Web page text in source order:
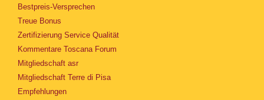
Bestpreis-Versprechen
Treue Bonus
Zertifizierung Service Qualität
Kommentare Toscana Forum
Mitgliedschaft asr
Mitgliedschaft Terre di Pisa
Empfehlungen